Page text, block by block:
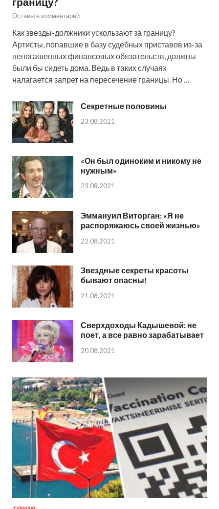
Оставьте комментарий
Как звезды-должники ускользают за границу?
Артисты, попавшие в базу судебных приставов из-за
непогашенных финансовых обязательств, должны
были бы сидеть дома. Ведь в таких случаях
налагается запрет на пересечение границы. Но …
Секретные половины
23.08.2021
«Он был одиноким и никому не
нужным»
23.08.2021
Эммануил Виторган: «Я не
распоряжаюсь своей жизнью»
22.08.2021
Звездные секреты красоты
бывают опасны!
21.08.2021
Сверхдоходы Кадышевой: не
поет, а все равно зарабатывает
20.08.2021